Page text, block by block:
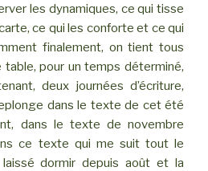
les dynamiques, ce qui tisse
ce qui les conforte et ce qui
finalement, on tient tous
table, pour un temps déterminé,
deux journées d’écriture,
dans le texte de cet été
dans le texte de novembre
ce texte qui me suit tout le
dormir depuis août et la